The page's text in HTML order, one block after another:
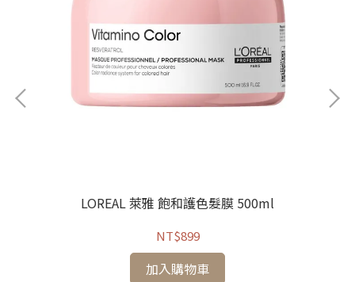
LOREAL 萊雅 飽和護色髮膜 500ml
NT$899
加入購物車